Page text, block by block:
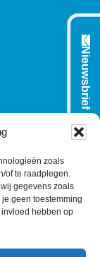
zoals
of te raadplegen.
gegevens zoals
geen toestemming
hebben op
Nieuwsbrief